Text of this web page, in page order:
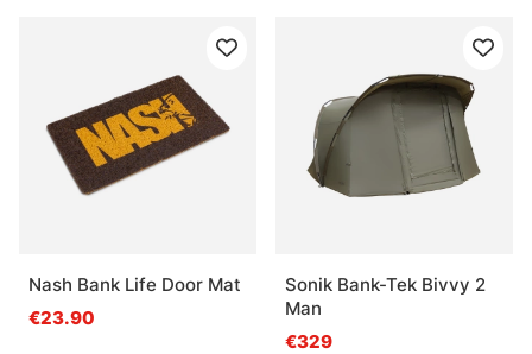
Nash Bank Life Door Mat
€23.90
Sonik Bank-Tek Bivvy 2
Man
€329